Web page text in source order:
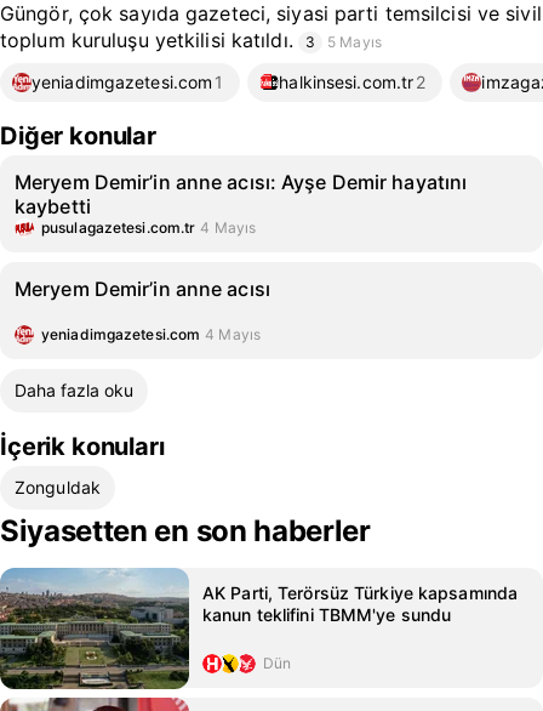
Güngör, çok sayıda gazeteci, siyasi parti temsilcisi ve sivil
toplum kuruluşu yetkilisi katıldı.
3 5 Mayıs
yeniadimgazetesi.com 1 halkinsesi.com.tr2
Diğer konular
Meryem Demir’in anne acısı: Ayşe Demir hayatını
kaybetti
pusulagazetesi.com.tr 4 Mayıs
Meryem Demir’in anne acısı
yeniadimgazetesi.com 4 Mayıs
Daha fazla oku
İçerik konuları
Zonguldak
Siyasetten en son haberler
AK Parti, Terörsüz Türkiye kapsamında
kanun teklifini TBMM'ye sundu
Dün